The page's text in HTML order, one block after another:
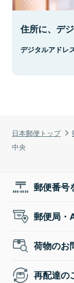
日本郵便トップ
中央
住所に、デ
デジタルアドレ
郵便番号
郵便局・
荷物のお
再配達の